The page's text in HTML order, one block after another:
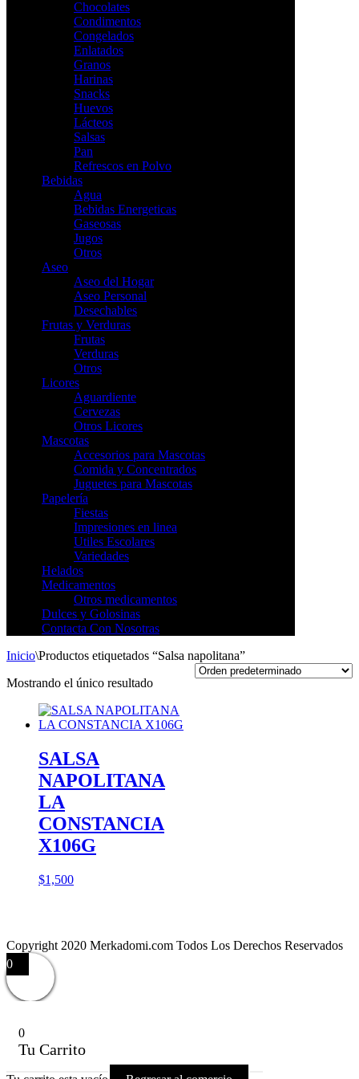
Chocolates
Condimentos
Congelados
Enlatados
Granos
Harinas
Snacks
Huevos
Lácteos
Salsas
Pan
Refrescos en Polvo
Bebidas
Agua
Bebidas Energeticas
Gaseosas
Jugos
Otros
Aseo
Aseo del Hogar
Aseo Personal
Desechables
Frutas y Verduras
Frutas
Verduras
Otros
Licores
Aguardiente
Cervezas
Otros Licores
Mascotas
Accesorios para Mascotas
Comida y Concentrados
Juguetes para Mascotas
Papelería
Fiestas
Impresiones en linea
Utiles Escolares
Variedades
Helados
Medicamentos
Otros medicamentos
Dulces y Golosinas
Contacta Con Nosotras
Inicio\Productos etiquetados “Salsa napolitana”
Mostrando el único resultado
SALSA
NAPOLITANA
LA
CONSTANCIA
X106G
$1,500
Copyright 2020 Merkadomi.com Todos Los Derechos Reservados
0
0
Tu Carrito